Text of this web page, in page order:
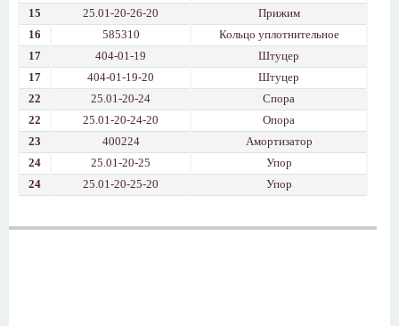
15
25.01-20-26-20
Прижим
16
585310
Кольцо уплотнительное
17
404-01-19
Штуцер
17
404-01-19-20
Штуцер
22
25.01-20-24
Спора
22
25.01-20-24-20
Опора
23
400224
Амортизатор
24
25.01-20-25
Упор
24
25.01-20-25-20 Упор